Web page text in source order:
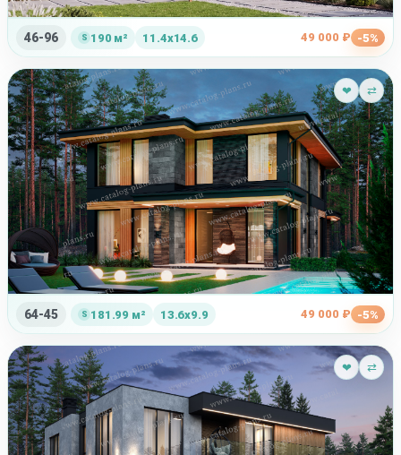
46-96 190 м² 11.4x14.6 49 000 ₽ -5%
❤ ⇄
64-45 181.99 м² 13.6x9.9 49 000 ₽ -5%
❤ ⇄